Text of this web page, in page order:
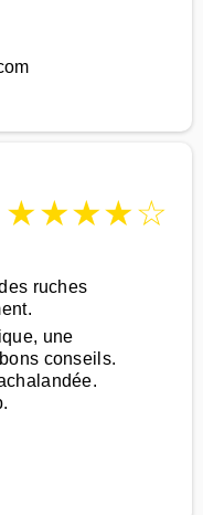
★★★★☆
ruches
une
conseils.